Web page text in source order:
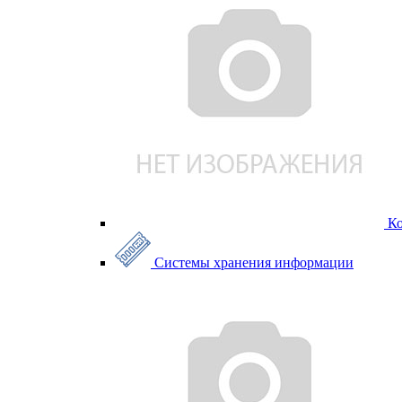
Системы хранения информации